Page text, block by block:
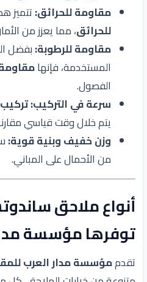
مقاومة للحرائق:تتميز
للحرائق، مما يعزز من
مقاومة للرطوبة:بفضل
المستخدمة، فإنها
الفصول.
سرعة في التركيب:
يتم خلال وقت قياسي مقارنة
وزن خفيف وبنية قوية:
من الأحمال على المباني.
أنواع ملاحق
توفرها مؤسسة
تقدممؤسسة مدار العرب